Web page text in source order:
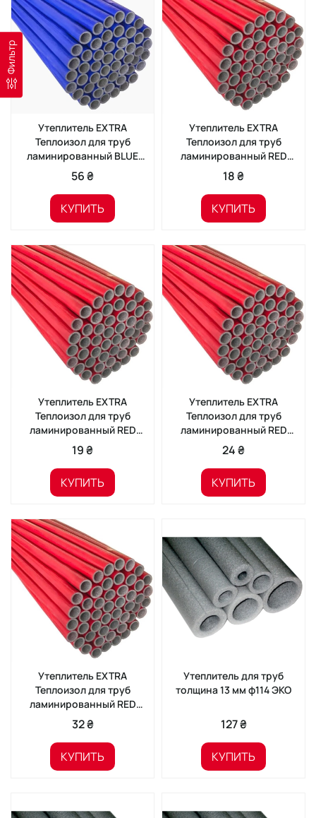
Фильтр
Утеплитель EXTRA
Теплоизол для труб
ламинированный BLUE
42/6 (2м)
56 ₴
КУПИТЬ
Утеплитель EXTRA
Теплоизол для труб
ламинированный RED
18/6 (2м)
18 ₴
КУПИТЬ
Утеплитель EXTRA
Теплоизол для труб
ламинированный RED
22/6 (2м)
19 ₴
КУПИТЬ
Утеплитель EXTRA
Теплоизол для труб
ламинированный RED
28/6 (2м)
24 ₴
КУПИТЬ
Утеплитель EXTRA
Теплоизол для труб
ламинированный RED
35/6 (2м)
32 ₴
КУПИТЬ
Утеплитель для труб
толщина 13 мм ф114 ЭКО
127 ₴
КУПИТЬ